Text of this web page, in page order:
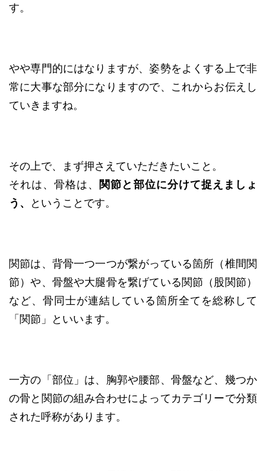
す。
やや専門的にはなりますが、姿勢をよくする上で非
常に大事な部分になりますので、これからお伝えし
ていきますね。
その上で、まず押さえていただきたいこと。
それは、骨格は、 関節と部位に分けて捉えましょ
う、
ということです。
関節は、背骨一つ一つが繋がっている箇所（椎間関
節）や、骨盤や大腿骨を繋げている関節（股関節）
など、骨同士が連結している箇所全てを総称して
「関節」といいます。
一方の「部位」は、胸郭や腰部、骨盤など、幾つか
の骨と関節の組み合わせによってカテゴリーで分類
された呼称があります。